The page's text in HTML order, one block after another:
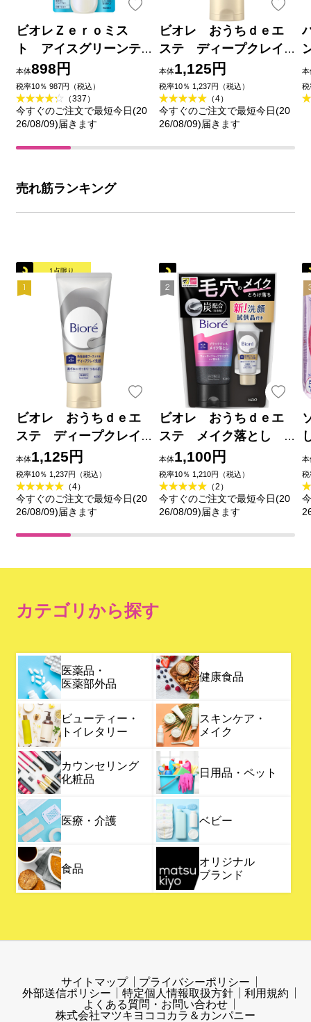
ビオレＺｅｒｏミス
ト アイスグリーンテ
ィーの香り ６０ｍＬ 花
王
本体898円
税率10％ 987円（税込）
（337）
今すぐのご注文で最短今日(20
26/08/09)届きます
ビオレ おうちｄｅエ
ステ ディープクレイ
洗顔 １８０ｇ 花王
本体1,125円
税率10％ 1,237円（税込）
（4）
今すぐのご注文で最短今日(20
26/08/09)届きます
本
税
売れ筋ランキング
1点限り
ビオレ おうちｄｅエ
ステ ディープクレイ
洗顔 １８０ｇ 花王
本体1,125円
税率10％ 1,237円（税込）
（4）
今すぐのご注文で最短今日(20
26/08/09)届きます
ビオレ おうちｄｅエ
ステ メイク落とし
ブラックジェル クレ
イ試供品セット ２００
ｇ＋２０ｇ 花王
本体1,100円
税率10％ 1,210円（税込）
（2）
今すぐのご注文で最短今日(20
26/08/09)届きます
本
税
カテゴリから探す
医薬品・
医薬部外品
健康食品
ビューティー・
トイレタリー
スキンケア・
メイク
カウンセリング
化粧品
日用品・ペット
医療・介護 ベビー
食品
オリジナル
ブランド
サイトマップ
プライバシーポリシー
外部送信ポリシー
特定個人情報取扱方針
利用規約
よくある質問・お問い合わせ
株式会社マツキヨココカラ＆カンパニー